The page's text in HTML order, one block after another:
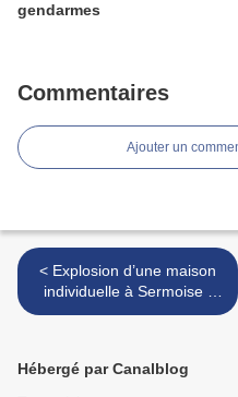
gendarmes
Commentaires
Ajouter un
< Explosion d’une maison
individuelle à Sermoise :
Une femme blessée, un
Hébergé par Canalblog